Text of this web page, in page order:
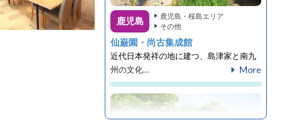
鹿児島
鹿児島・桜島エリア
その他
仙巌園・尚古集成館
近代日本発祥の地に建つ、島津家と南九
州の文化...
More